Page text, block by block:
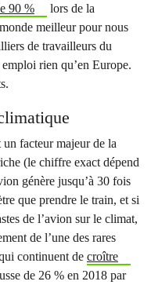
90 %
lors de la
meilleur pour nous
de travailleurs du
rien qu’en Europe.
facteur majeur de la
(le chiffre exact dépend
génère jusqu’à 30 fois
que prendre le train, et si
de l’avion sur le climat,
de l’une des rares
continuent de croître
de 26 % en 2018 par